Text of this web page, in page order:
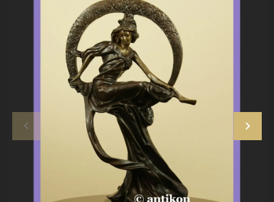
Poprzedni
keyboard_arrow_left keyboard_arrow_right